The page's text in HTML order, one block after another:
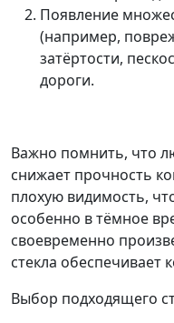
Появление
(например,
затёртости,
дороги.
Важно помнить, что
снижает прочность
плохую видимость,
особенно в тёмное
своевременно
стекла обеспечивает
Выбор подходящего